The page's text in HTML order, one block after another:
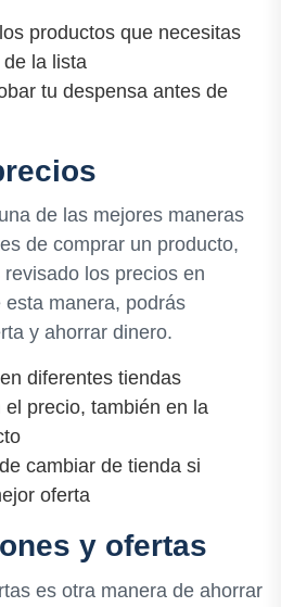
productos que necesitas
la lista
tu despensa antes de
de las mejores maneras
de comprar un producto,
los precios en
manera, podrás
y ahorrar dinero.
diferentes tiendas
precio, también en la
cambiar de tienda si
oferta
y ofertas
es otra manera de ahorrar